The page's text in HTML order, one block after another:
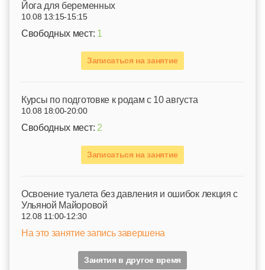
Йога для беременных
10.08 13:15-15:15
Свободных мест: 1
Записаться на занятие
Курсы по подготовке к родам c 10 августа
10.08 18:00-20:00
Свободных мест: 2
Записаться на занятие
Освоение туалета без давления и ошибок лекция с
Ульяной Майоровой
12.08 11:00-12:30
На это занятие запись завершена
Занятия в другое время